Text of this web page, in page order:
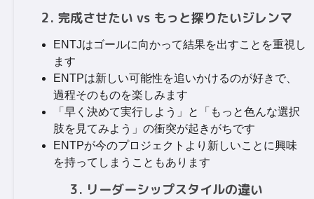
2. 完成させたい vs もっと探りたいジレンマ
ENTJはゴールに向かって結果を出すことを重視し
ます
ENTPは新しい可能性を追いかけるのが好きで、
過程そのものを楽しみます
「早く決めて実行しよう」と「もっと色んな選択
肢を見てみよう」の衝突が起きがちです
ENTPが今のプロジェクトより新しいことに興味
を持ってしまうこともあります
3. リーダーシップスタイルの違い